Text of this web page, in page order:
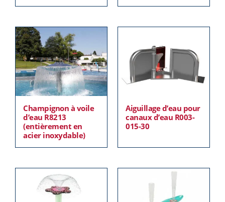
Champignon à voile
d’eau R8213
(entièrement en
acier inoxydable)
Aiguillage d’eau pour
canaux d’eau R003-
015-30